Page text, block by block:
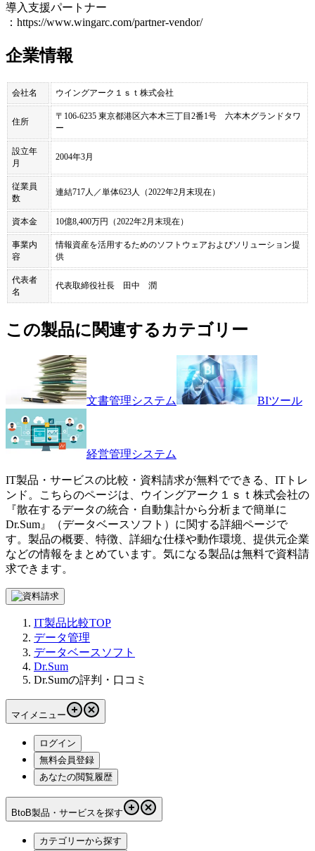
導入支援パートナー
：https://www.wingarc.com/partner-vendor/
企業情報
会社名 ウイングアーク１ｓｔ株式会社
住所
〒106-6235 東京都港区六本木三丁目2番1号 六本木グランドタワ
ー
設立年
月
2004年3月
従業員
数
連結717人／単体623人（2022年2月末現在）
資本金 10億8,400万円（2022年2月末現在）
事業内
容
情報資産を活用するためのソフトウェアおよびソリューション提
供
代表者
名
代表取締役社長 田中 潤
この製品に関連するカテゴリー
文書管理システム BIツール
経営管理システム
IT製品・サービスの比較・資料請求が無料でできる、ITトレ
ンド。こちらのページは、
ウイングアーク１ｓｔ株式会社の
『散在するデータの統合・自動集計から分析まで簡単に
Dr.Sum 』（データベースソフト ）に関する詳細ページで
す。製品の概要、特徴、詳細な仕様や動作環境、提供元企業
などの情報をまとめています。気になる製品は無料で資料請
求できます。
IT製品比較TOP
データ管理
データベースソフト
Dr.Sum
Dr.Sumの評判・口コミ
マイメニュー
ログイン
無料会員登録
あなたの閲覧履歴
BtoB製品・サービスを探す
カテゴリーから探す